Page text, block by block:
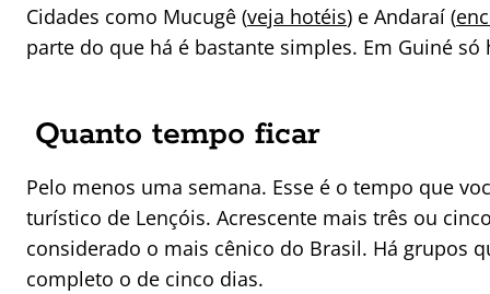
Cidades como Mucugê (veja hotéis) e Andaraí (
parte do que há é bastante simples. Em Guiné
Quanto tempo ficar
Pelo menos uma semana. Esse é o tempo que
turístico de Lençóis. Acrescente mais três ou
considerado o mais cênico do Brasil. Há grupos
completo o de cinco dias.